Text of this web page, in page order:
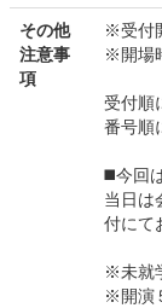
その他
注意事
項
※受付
※開場
受付順
番号順
◼️今回
当日は
付にて
※未就
※開演